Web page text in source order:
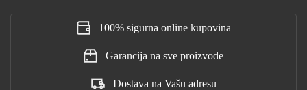
100% sigurna online kupovina
Garancija na sve proizvode
Dostava na Vašu adresu